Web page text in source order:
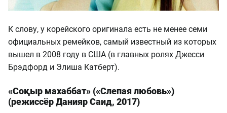
К слову, у корейского оригинала есть не менее семи
официальных ремейков, самый известный из которых
вышел в 2008 году в США (в главных ролях Джесси
Брэдфорд и Элиша Катберт).
«Соқыр махаббат» («Слепая любовь»)
(режиссёр Данияр Саид, 2017)